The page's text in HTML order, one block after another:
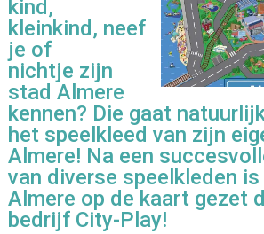
kind,
kleinkind, neef
je of
nichtje zijn
stad Almere
kennen? Die gaat
het speelkleed van zijn
Almere! Na een
van diverse speelkleden
Almere op de kaart gezet
bedrijf City-Play!